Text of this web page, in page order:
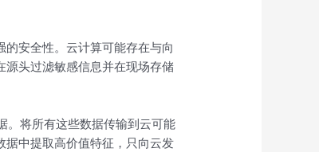
安全性。云计算可能存在与向
源头过滤敏感信息并在现场存储
。将所有这些数据传输到云可能
中提取高价值特征，只向云发